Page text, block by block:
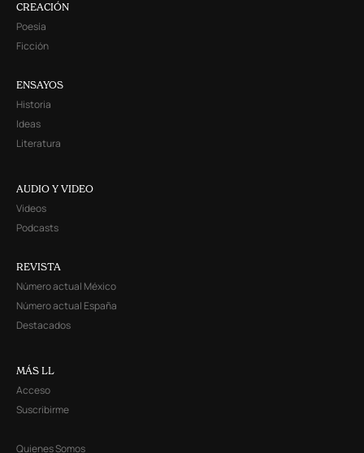
CREACIÓN
Poesía
Ficción
ENSAYOS
Historia
Ideas
Literatura
AUDIO Y VIDEO
Videos
Podcasts
REVISTA
Número actual México
Número actual España
Destacados
MÁS LL
Acceso
Suscribirme
Quienes Somos